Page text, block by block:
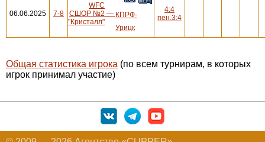
06.06.2025 7-8
WFC
СШОР №2
"Кристалл"
— КПРФ-
Урицк
4:4
пен.3:4
Общая статистика игрока (по всем турнирам, в которых
игрок принимал участие)